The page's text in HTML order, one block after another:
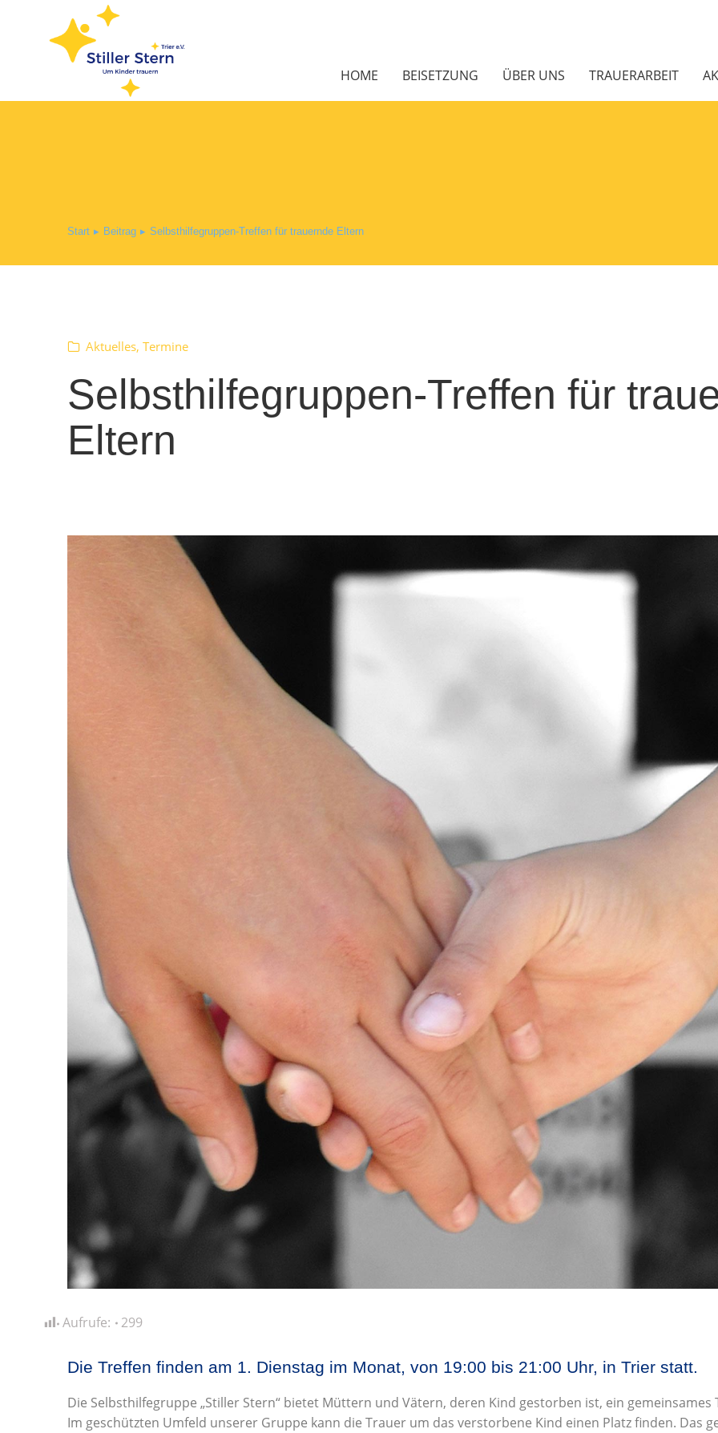
HOME BEISETZUNG ÜBER UNS TRAUERARBEIT
Sie befinden sich hier:
Start Beitrag Selbsthilfegruppen-Treffen für trauernde Eltern
Aktuelles, Termine
Selbsthilfegruppen-Treffen für
Eltern
Aufrufe: 299
Die Treffen finden am 1. Dienstag im Monat, von 19:00 bis 21:00 Uhr, in Trier statt.
Die Selbsthilfegruppe „Stiller Stern“ bietet Müttern und Vätern, deren Kind gestorben ist, ein gemeinsames
Im geschützten Umfeld unserer Gruppe kann die Trauer um das verstorbene Kind einen Platz finden. Das